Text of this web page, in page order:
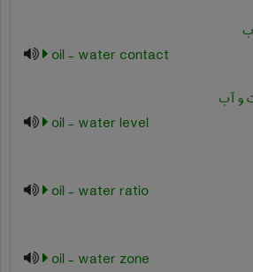
oil - water contact
و آب
oil - water level
oil - water ratio
oil - water zone